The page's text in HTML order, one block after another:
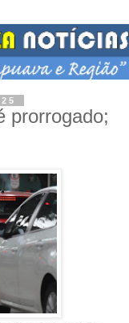
prorrogado;